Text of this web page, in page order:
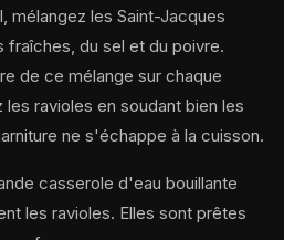
mélangez les Saint-Jacques
du sel et du poivre.
de ce mélange sur chaque
ravioles en soudant bien les
ne s'échappe à la cuisson.
casserole d'eau bouillante
les ravioles. Elles sont prêtes